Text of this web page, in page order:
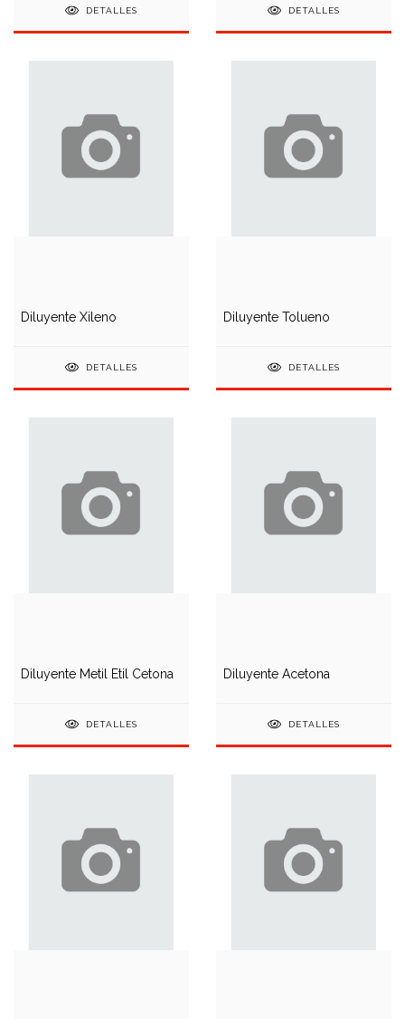
DETALLES DETALLES
Diluyente Xileno
DETALLES
Diluyente Tolueno
DETALLES
Diluyente Metil Etil Cetona
DETALLES
Diluyente Acetona
DETALLES